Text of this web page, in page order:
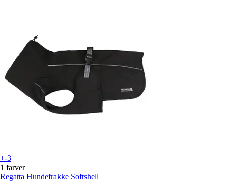
+-3
1 farver
Regatta Hundefrakke Softshell